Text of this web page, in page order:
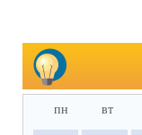
пн вт